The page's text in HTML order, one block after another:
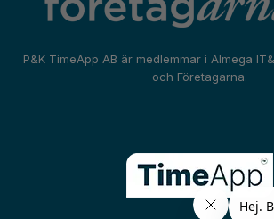
P&K TimeApp AB är medlemmar i Almega
och Företagarna.